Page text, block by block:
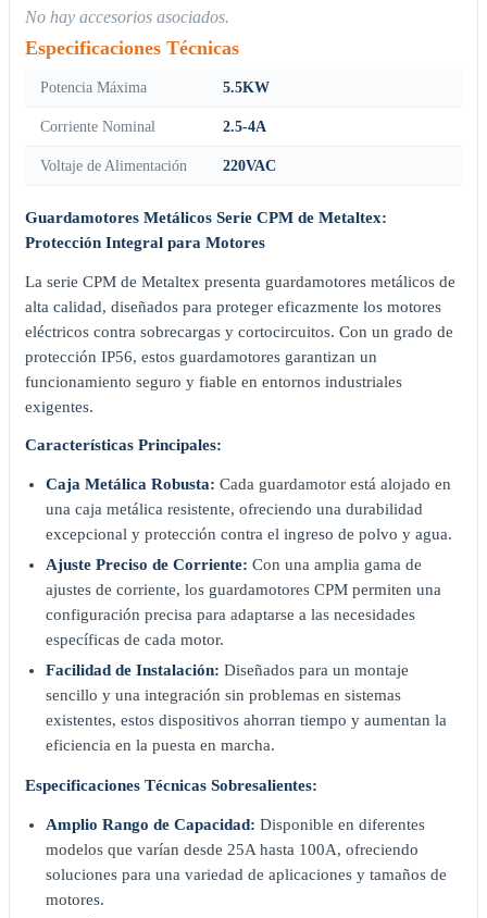
No hay accesorios asociados.
Especificaciones Técnicas
Potencia Máxima 5.5KW
Corriente Nominal 2.5-4A
Voltaje de Alimentación 220VAC
Guardamotores Metálicos Serie CPM de Metaltex:
Protección Integral para Motores
La serie CPM de Metaltex presenta guardamotores metálicos de
alta calidad, diseñados para proteger eficazmente los motores
eléctricos contra sobrecargas y cortocircuitos. Con un grado de
protección IP56, estos guardamotores garantizan un
funcionamiento seguro y fiable en entornos industriales
exigentes.
Características Principales:
Caja Metálica Robusta: Cada guardamotor está alojado en
una caja metálica resistente, ofreciendo una durabilidad
excepcional y protección contra el ingreso de polvo y agua.
Ajuste Preciso de Corriente: Con una amplia gama de
ajustes de corriente, los guardamotores CPM permiten una
configuración precisa para adaptarse a las necesidades
específicas de cada motor.
Facilidad de Instalación: Diseñados para un montaje
sencillo y una integración sin problemas en sistemas
existentes, estos dispositivos ahorran tiempo y aumentan la
eficiencia en la puesta en marcha.
Especificaciones Técnicas Sobresalientes:
Amplio Rango de Capacidad: Disponible en diferentes
modelos que varían desde 25A hasta 100A, ofreciendo
soluciones para una variedad de aplicaciones y tamaños de
motores.